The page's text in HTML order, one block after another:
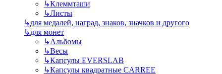
↳Клеммташи
↳Листы
↳для медалей, наград, знаков, значков и другого
↳для монет
↳Альбомы
↳Весы
↳Капсулы EVERSLAB
↳Капсулы квадратные CARREE